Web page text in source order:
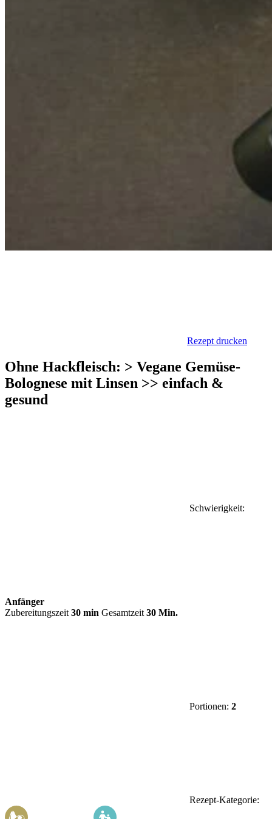
Rezept drucken
Ohne Hackfleisch: > Vegane Gemüse-
Bolognese mit Linsen >> einfach &
gesund
Schwierigkeit:
Anfänger
Zubereitungszeit 30 min Gesamtzeit 30 Min.
Portionen: 2
Rezept-Kategorie: